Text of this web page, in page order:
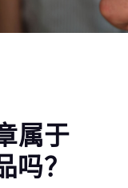
属于
吗？